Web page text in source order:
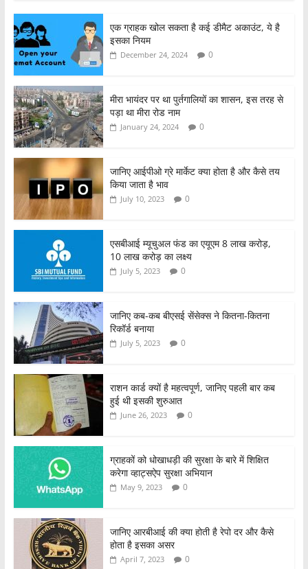
c
e
b
o
o
k
itt
er s
A
p
e
एक ग्राहक खोल सकता है कई डीमैट अकाउंट, ये है
इसका नियम
December 24, 2024 0
मीरा भायंदर पर था पुर्तगालियों का शासन, इस तरह से
पड़ा था मीरा रोड नाम
January 24, 2024 0
जानिए आईपीओ ग्रे मार्केट क्या होता है और कैसे तय
किया जाता है भाव
July 10, 2023 0
एसबीआई म्यूचुअल फंड का एयूएम 8 लाख करोड़,
10 लाख करोड़ का लक्ष्य
July 5, 2023 0
जानिए कब-कब बीएसई सेंसेक्स ने कितना-कितना
रिकॉर्ड बनाया
July 5, 2023 0
राशन कार्ड क्यों है महत्वपूर्ण, जानिए पहली बार कब
हुई थी इसकी शुरुआत
June 26, 2023 0
ग्राहकों को धोखाधड़ी की सुरक्षा के बारे में शिक्षित
करेगा व्हाट्सऐप सुरक्षा अभियान
May 9, 2023 0
जानिए आरबीआई की क्या होती है रेपो दर और कैसे
होता है इसका असर
April 7, 2023 0